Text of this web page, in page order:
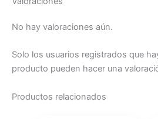
No hay valoraciones aún.
Solo los usuarios registrados que
producto pueden hacer una
Productos relacionados